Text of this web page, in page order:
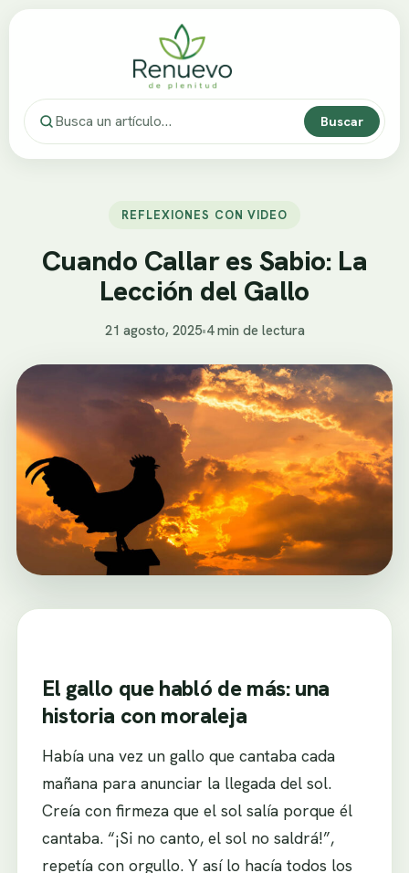
Buscar
REFLEXIONES CON VIDEO
Cuando Callar es Sabio: La
Lección del Gallo
21 agosto, 2025•4 min de lectura
El gallo que habló de más: una
historia con moraleja
Había una vez un gallo que cantaba cada
mañana para anunciar la llegada del sol.
Creía con firmeza que el sol salía porque él
cantaba. “¡Si no canto, el sol no saldrá!”,
repetía con orgullo. Y así lo hacía todos los